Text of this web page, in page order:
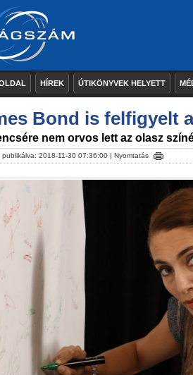
HÍREK ÚTIKÖNYVEK HELYETT
Bond is felfigyelt
nem orvos lett az olasz
publikálva: 2018-11-30 07:36:00 | Nyomtatás